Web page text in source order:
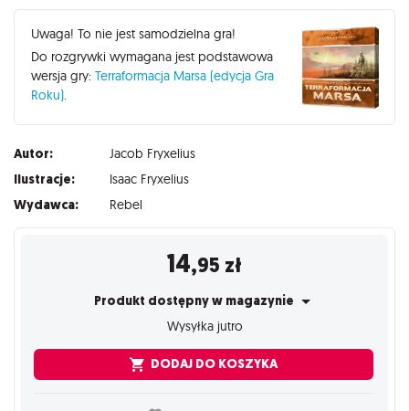
Uwaga! To nie jest samodzielna gra!
Do rozgrywki wymagana jest podstawowa
wersja gry: Terraformacja Marsa (edycja Gra
Roku).
Autor: Jacob Fryxelius
Ilustracje: Isaac Fryxelius
Wydawca: Rebel
14,95 zł
Produkt dostępny w magazynie
Wysyłka jutro
DODAJ DO KOSZYKA